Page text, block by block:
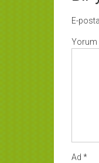
E-
Yorum
Ad *